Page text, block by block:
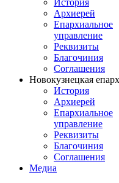
История
Архиерей
Епархиальное
управление
Реквизиты
Благочиния
Соглашения
Новокузнецкая
История
Архиерей
Епархиальное
управление
Реквизиты
Благочиния
Соглашения
Медиа